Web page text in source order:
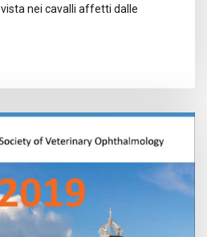
nei cavalli affetti dalle